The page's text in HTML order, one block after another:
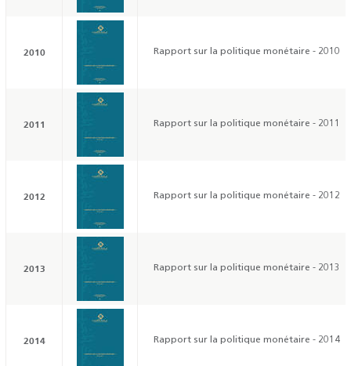
2010 Rapport sur la politique monétaire - 2010
2011 Rapport sur la politique monétaire - 2011
2012 Rapport sur la politique monétaire - 2012
2013 Rapport sur la politique monétaire - 2013
2014 Rapport sur la politique monétaire - 2014